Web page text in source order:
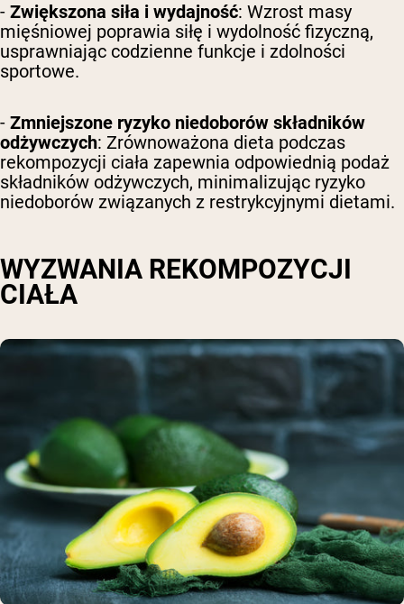
- Zwiększona siła i wydajność: Wzrost masy
mięśniowej poprawia siłę i wydolność fizyczną,
usprawniając codzienne funkcje i zdolności
sportowe.
- Zmniejszone ryzyko niedoborów składników
odżywczych: Zrównoważona dieta podczas
rekompozycji ciała zapewnia odpowiednią podaż
składników odżywczych, minimalizując ryzyko
niedoborów związanych z restrykcyjnymi dietami.
WYZWANIA REKOMPOZYCJI
CIAŁA